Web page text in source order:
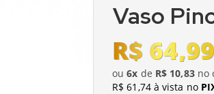
Vaso
R$ 64,99
ou6x de R$ 10,83no
R$ 61,74 à vista no